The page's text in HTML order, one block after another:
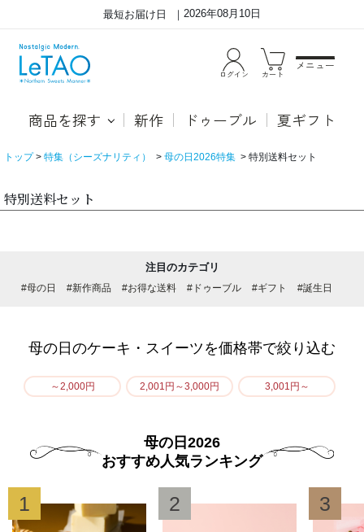
最短お届け日 2026年08月10日
ログイン カート
メニュー
商品を探す 新作 ドゥーブル 夏ギフト
トップ 特集（シーズナリティ） 母の日2026特集 特別送料セット
特別送料セット
注目のカテゴリ
#母の日 #新作商品 #お得な送料 #ドゥーブル #ギフト #誕生日
母の日のケーキ・スイーツを価格帯で絞り込む
～2,000円 2,001円～3,000円 3,001円～
母の日2026
おすすめ人気ランキング
1 2 3